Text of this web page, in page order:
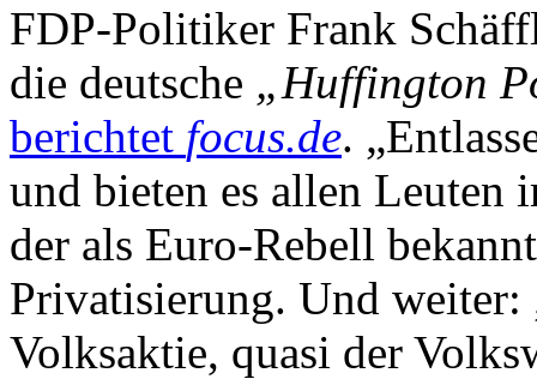
FDP-Politiker Frank
die deutsche „Huffington
berichtet focus.de.
und bieten es allen Leuten
der als Euro-Rebell
Privatisierung. Und
Volksaktie, quasi der